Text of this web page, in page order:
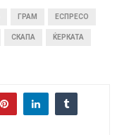
ГРАМ ЕСПРЕСО
СКАПА ЌЕРКАТА